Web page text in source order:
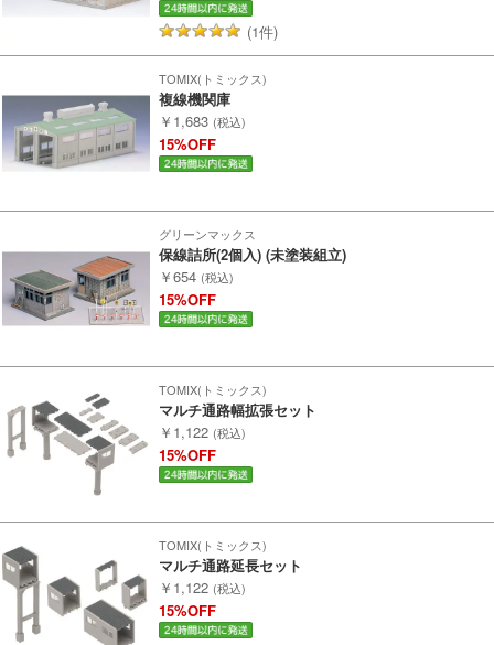
関東
中部
中国・四国
鉄道模型の情報
Infomation
ご注文方法
ヘルプページ
お問い合せ
(1件)
TOMIX(トミックス)
複線機関庫
￥1,683 (税込)
15%OFF
グリーンマックス
保線詰所(2個入) (未塗装組立)
￥654 (税込)
15%OFF
TOMIX(トミックス)
マルチ通路幅拡張セット
￥1,122 (税込)
15%OFF
TOMIX(トミックス)
マルチ通路延長セット
￥1,122 (税込)
15%OFF